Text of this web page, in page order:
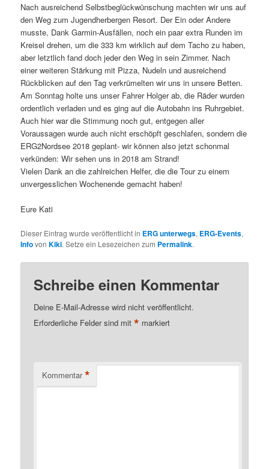
Nach ausreichend Selbstbeglückwünschung machten wir uns auf
den Weg zum Jugendherbergen Resort. Der Ein oder Andere
musste, Dank Garmin-Ausfällen, noch ein paar extra Runden im
Kreisel drehen, um die 333 km wirklich auf dem Tacho zu haben,
aber letztlich fand doch jeder den Weg in sein Zimmer. Nach
einer weiteren Stärkung mit Pizza, Nudeln und ausreichend
Rückblicken auf den Tag verkrümelten wir uns in unsere Betten.
Am Sonntag holte uns unser Fahrer Holger ab, die Räder wurden
ordentlich verladen und es ging auf die Autobahn ins Ruhrgebiet.
Auch hier war die Stimmung noch gut, entgegen aller
Voraussagen wurde auch nicht erschöpft geschlafen, sondern die
ERG2Nordsee 2018 geplant- wir können also jetzt schonmal
verkünden: Wir sehen uns in 2018 am Strand!
Vielen Dank an die zahlreichen Helfer, die die Tour zu einem
unvergesslichen Wochenende gemacht haben!
Eure Kati
Dieser Eintrag wurde veröffentlicht in ERG unterwegs, ERG-Events,
InfovonKiki. Setze ein Lesezeichen zum Permalink.
Schreibe einen Kommentar
Deine E-Mail-Adresse wird nicht veröffentlicht.
Erforderliche Felder sind mit* markiert
Kommentar *